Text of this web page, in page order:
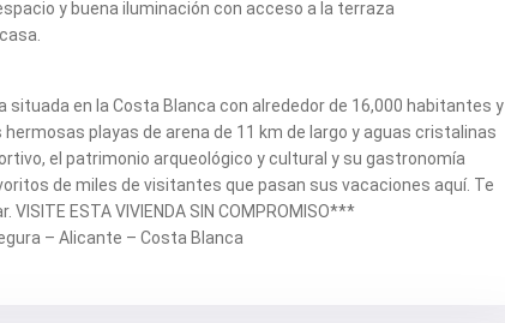
y buena iluminación con acceso a la terraza
situada en la Costa Blanca con alrededor de 16,000 habitantes y
playas de arena de 11 km de largo y aguas cristalinas
el patrimonio arqueológico y cultural y su gastronomía
de miles de visitantes que pasan sus vacaciones aquí. Te
ESTA VIVIENDA SIN COMPROMISO***
– Alicante – Costa Blanca